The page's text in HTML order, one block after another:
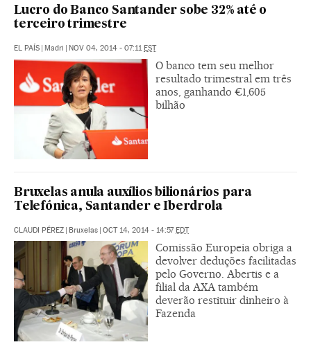
Lucro do Banco Santander sobe 32% até o
terceiro trimestre
EL PAÍS | Madri | NOV 04, 2014 - 07:11EST
O banco tem seu melhor
resultado trimestral em três
anos, ganhando €1,605
bilhão
Bruxelas anula auxílios bilionários para
Telefónica, Santander e Iberdrola
CLAUDI PÉREZ | Bruxelas | OCT 14, 2014 - 14:57EDT
Comissão Europeia obriga a
devolver deduções facilitadas
pelo Governo. Abertis e a
filial da AXA também
deverão restituir dinheiro à
Fazenda